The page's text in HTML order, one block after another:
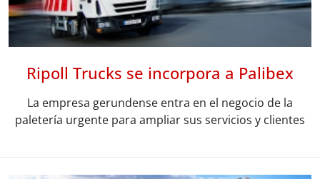
Ripoll Trucks se incorpora a Palibex
La empresa gerundense entra en el negocio de la
paletería urgente para ampliar sus servicios y clientes